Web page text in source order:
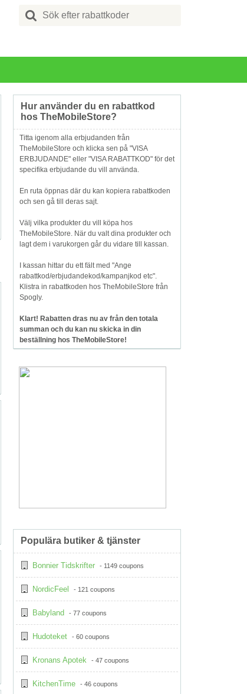
Search
for:
Hur använder du en rabattkod
hos TheMobileStore?
Titta igenom alla erbjudanden från
TheMobileStore och klicka sen på "VISA
ERBJUDANDE" eller "VISA RABATTKOD" för det
specifika erbjudande du vill använda.
En ruta öppnas där du kan kopiera rabattkoden
och sen gå till deras sajt.
Välj vilka produkter du vill köpa hos
TheMobileStore. När du valt dina produkter och
lagt dem i varukorgen går du vidare till kassan.
I kassan hittar du ett fält med "Ange
rabattkod/erbjudandekod/kampanjkod etc".
Klistra in rabattkoden hos TheMobileStore från
Spogly.
Klart! Rabatten dras nu av från den totala
summan och du kan nu skicka in din
beställning hos TheMobileStore!
Populära butiker & tjänster
Bonnier Tidskrifter - 1149 coupons
NordicFeel - 121 coupons
Babyland - 77 coupons
Hudoteket - 60 coupons
Kronans Apotek - 47 coupons
KitchenTime - 46 coupons